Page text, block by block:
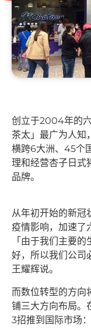
创立于2004年的
茶太」最广为人知
横跨6大洲、45个
理和经营杏子日式
品牌。
从年初开始的新冠
疫情影响，加速了
「由于我们主要
好，所以我们公司
王耀辉说。
而数位转型的方向
铺三大方向布局。
3招推到国际市场：